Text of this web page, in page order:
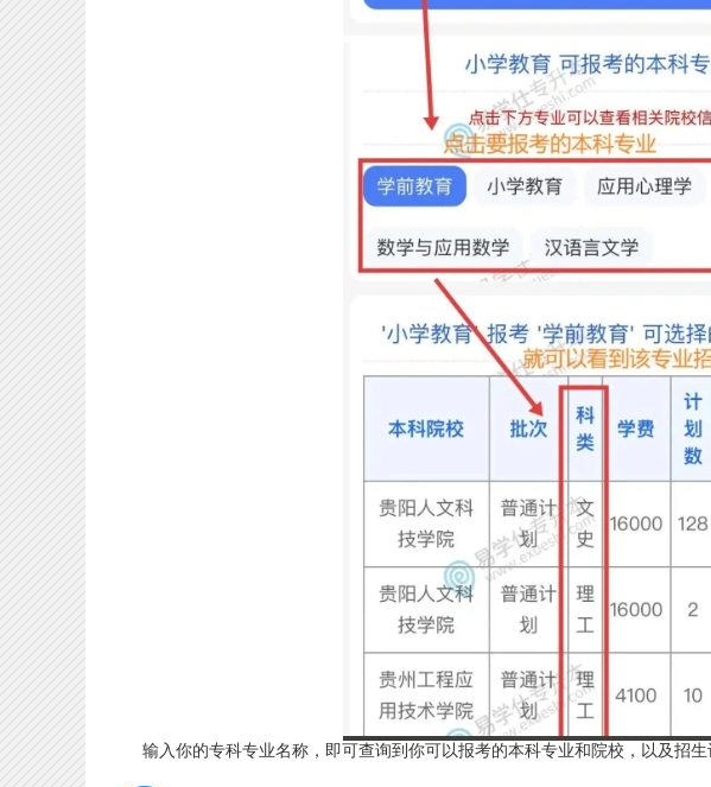
输入你的专科专业名称，即可查询到你可以报考的本科专业和院校，以及招生